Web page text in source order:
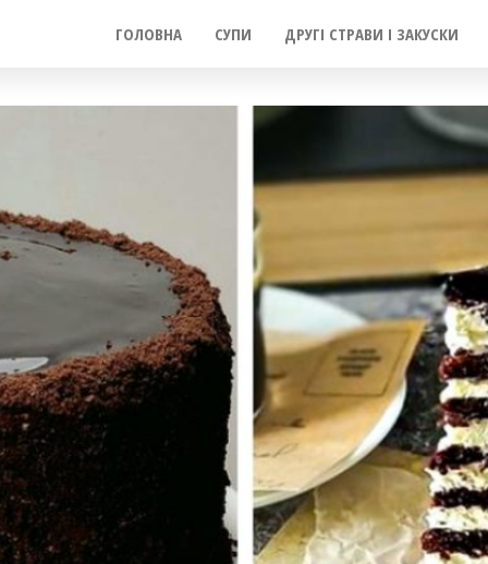
ГОЛОВНА СУПИ ДРУГІ СТРАВИ І ЗАКУСКИ